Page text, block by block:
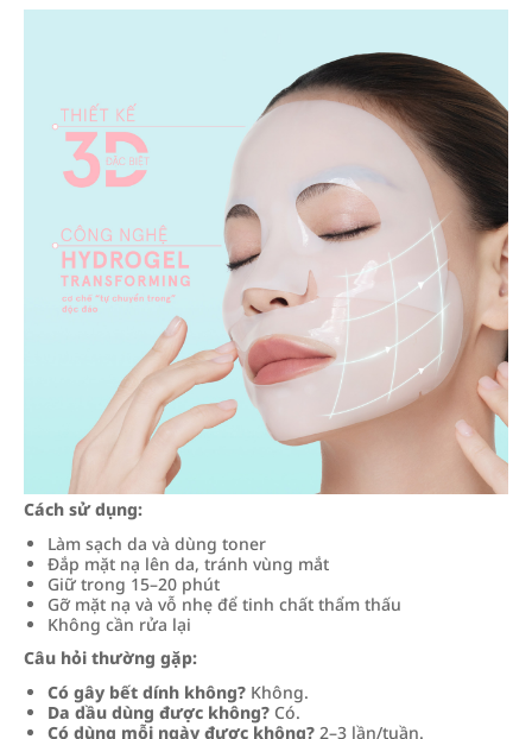
Cách sử dụng:
Làm sạch da và dùng toner
Đắp mặt nạ lên da, tránh vùng mắt
Giữ trong 15–20 phút
Gỡ mặt nạ và vỗ nhẹ để tinh chất thẩm thấu
Không cần rửa lại
Câu hỏi thường gặp:
Có gây bết dính không? Không.
Da dầu dùng được không? Có.
Có dùng mỗi ngày được không? 2–3 lần/tuần.